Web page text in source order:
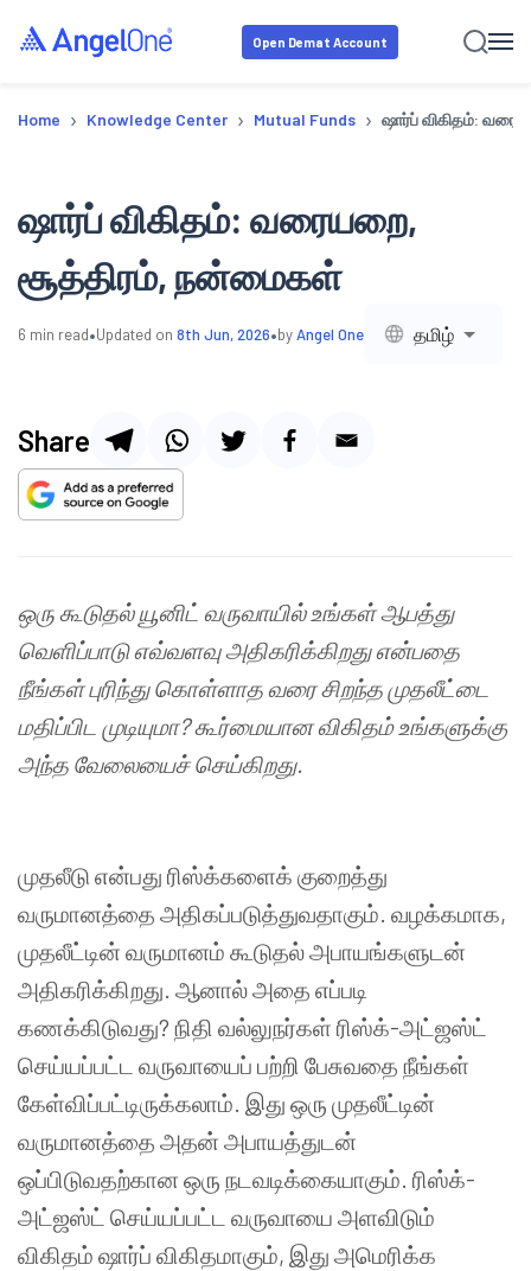
Open Demat Account
Home › Knowledge Center › Mutual Funds › ஷார்ப் விகிதம்:
ஷார்ப் விகிதம்: வரையறை,
சூத்திரம், நன்மைகள்
6 min read•Updated on 8th Jun, 2026•byAngel One தமிழ்
Share
ஒருகூடுதல் யூனிட் வருவாயில் உங்கள்ஆபத்து
வெளிப்பாடுஎவ்வளவுஅதிகரிக்கிறதுஎன்பதை
நீங்கள்புரிந்து கொள்ளாத வரைசிறந்தமுதலீட்டை
மதிப்பிட முடியுமா?கூர்மையான விகிதம் உங்களுக்கு
அந்த வேலையைச் செய்கிறது.
முதலீடுஎன்பது ரிஸ்க்களைக் குறைத்து
வருமானத்தை அதிகப்படுத்துவதாகும். வழக்கமாக,
முதலீட்டின் வருமானம் கூடுதல்அபாயங்களுடன்
அதிகரிக்கிறது. ஆனால்அதை எப்படி
கணக்கிடுவது? நிதி வல்லுநர்கள் ரிஸ்க்-அட்ஜஸ்ட்
செய்யப்பட்ட வருவாயைப் பற்றி பேசுவதை நீங்கள்
கேள்விப்பட்டிருக்கலாம். இது ஒரு முதலீட்டின்
வருமானத்தை அதன் அபாயத்துடன்
ஒப்பிடுவதற்கான ஒரு நடவடிக்கையாகும். ரிஸ்க்-
அட்ஜஸ்ட் செய்யப்பட்ட வருவாயை அளவிடும்
விகிதம் ஷார்ப் விகிதமாகும், இது அமெரிக்க